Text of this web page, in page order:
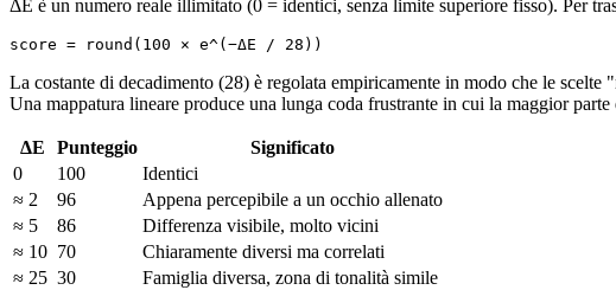
ΔE è un numero reale illimitato (0 = identici, senza limite superiore fisso). Per
score = round(100 × e^(−ΔE / 28))
La costante di decadimento (28) è regolata empiricamente in modo che le
Una mappatura lineare produce una lunga coda frustrante in cui la maggior
ΔE Punteggio
Significato
0
100
Identici
≈ 2
96
Appena percepibile a un occhio allenato
≈ 5
86
Differenza visibile, molto vicini
≈ 10 70
Chiaramente diversi ma correlati
≈ 25 30
Famiglia diversa, zona di tonalità simile